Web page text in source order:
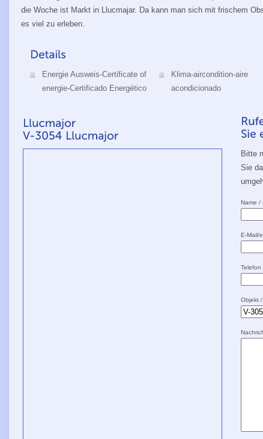
die Woche ist Markt in Llucmajar. Da kann man sich mit frischem
es viel zu erleben.
Energie Ausweis-Certificate of
energie-Certificado Energético
Klima-aircondition-aire
acondicionado
Bitte
Sie
Name /
E-Mail/
Telefon
Objekt